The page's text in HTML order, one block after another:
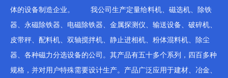
体的设备制造企业。 我公司生产定量给料机、磁选机、除铁
器、永磁除铁器、电磁除铁器、金属探测仪、输送设备、破碎机、
皮带秤、配料机、双轴搅拌机、静止进相机、粉体混料机、除尘
器、各种磁力分选设备的公司。其产品有五十多个系列，四百多种
规格，并对用户特殊需要设计生产。产品广泛应用于建材、冶金、